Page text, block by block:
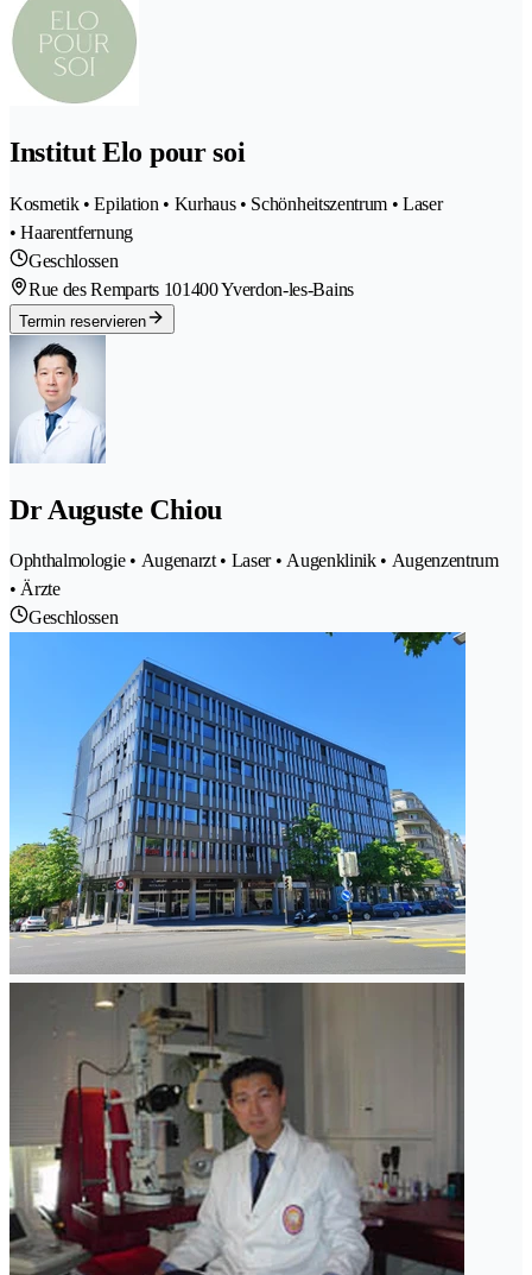
Institut Elo pour soi
Kosmetik • Epilation • Kurhaus • Schönheitszentrum • Laser
• Haarentfernung
Geschlossen
Rue des Remparts 101400 Yverdon-les-Bains
Termin reservieren
Dr Auguste Chiou
Ophthalmologie • Augenarzt • Laser • Augenklinik • Augenzentrum
• Ärzte
Geschlossen